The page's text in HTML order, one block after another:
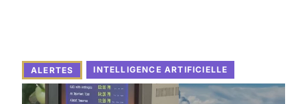
ALERTES INTELLIGENCE ARTIFICIELLE